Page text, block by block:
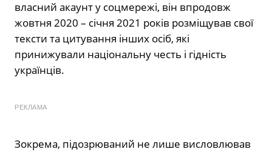
власний акаунт у соцмережі, він впродовж
жовтня 2020 – січня 2021 років розміщував свої
тексти та цитування інших осіб, які
принижували національну честь і гідність
українців.
РЕКЛАМА
Зокрема, підозрюваний не лише висловлював